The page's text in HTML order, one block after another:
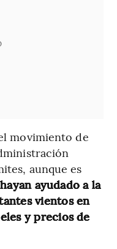
movimiento de
aunque es
ayudado a la
vientos en
y precios de